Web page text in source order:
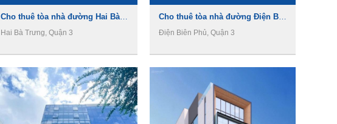
Hai Bà Trưng, Quận 3 Điện Biên Phủ, Quận 3